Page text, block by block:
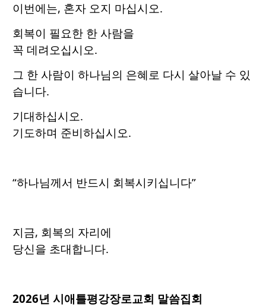
이번에는, 혼자 오지 마십시오.
회복이 필요한 한 사람을
꼭 데려오십시오.
그 한 사람이 하나님의 은혜로 다시 살아날 수 있
습니다.
기대하십시오.
기도하며 준비하십시오.
“하나님께서 반드시 회복시키십니다”
지금, 회복의 자리에
당신을 초대합니다.
2026년 시애틀평강장로교회 말씀집회